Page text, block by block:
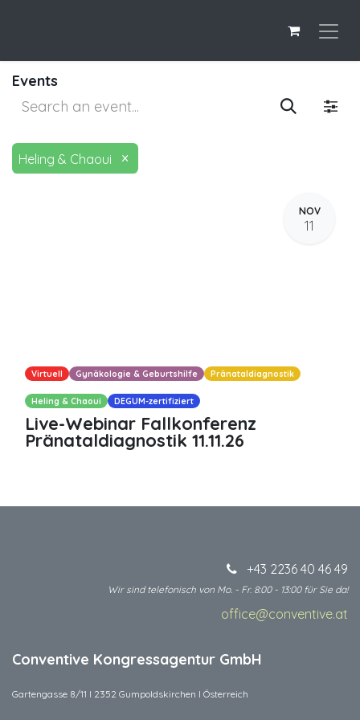
Events
Heling & Chaoui ×
NOV
11
Virtuell Gynäkologie & Geburtshilfe Pränataldiagnostik
Heling & Chaoui DEGUM-zertifiziert
Live-Webinar Fallkonferenz
Pränataldiagnostik 11.11.26
+43 2236 40 46 49
Wir sind telefonisch von Mo. - Fr. 8:00 - 13:00 für Sie da!
office@conventive.at
Conventive Kongressagentur GmbH
Gartengasse 8/11 I 2352 Gumpoldskirchen I Österreich